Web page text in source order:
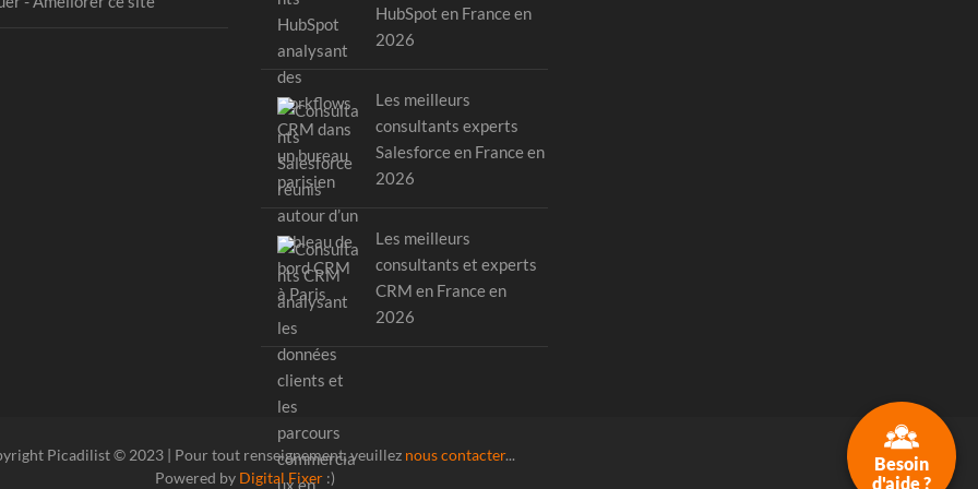
HubSpot en France en
2026
Les meilleurs
consultants experts
Salesforce en France en
2026
Les meilleurs
consultants et experts
CRM en France en
2026
Besoin
d'aide ?
Picadilist © 2023 | Pour tout renseignement, veuillez nous contacter...
Powered by Digital Fixer:)